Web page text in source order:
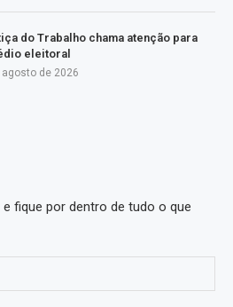
do Trabalho chama atenção para
eleitoral
agosto de 2026
fique por dentro de tudo o que